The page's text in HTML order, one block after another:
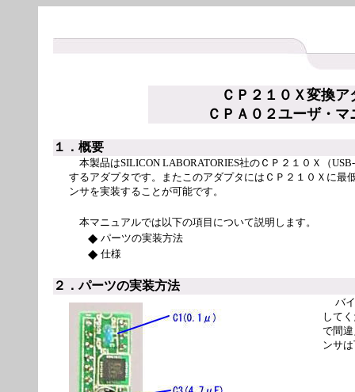
ＣＰ２１０Ｘ変換ア
ＣＰＡ０２ユーザ・マ
１．概要
本製品はSILICON LABORATORIES社のＣＰ２１０Ｘ（
するアダプタです。またこのアダプタにはＣＰ２１０Ｘに最
ンサを実装することが可能です。
本マニュアルでは以下の項目について説明します。
◆ パーツの実装方法
◆ 仕様
２．パーツの実装方法
バ
して
で間
ンサ